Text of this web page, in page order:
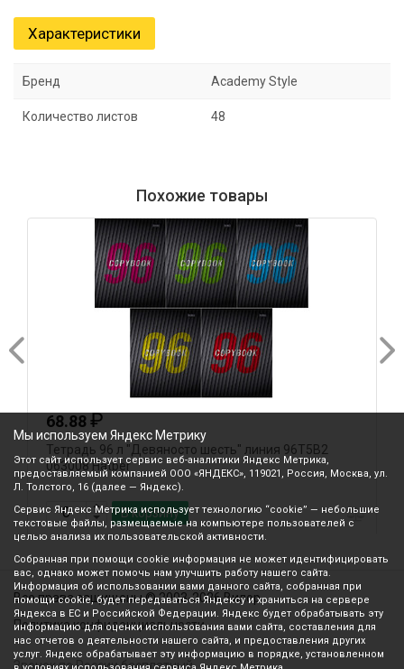
Характеристики
Бренд Academy Style
Количество листов 48
Похожие товары
68.88₽
Тетрадь 96 л "Девяносто шесть" линия 96Т5В2
063008 Hatber
В корзину
Все права защищены © 2003-2026 Вилор
Политика конфиденциальности
Звонок по России бесплатный
Мы используем Яндекс Метрику
Этот сайт использует сервис веб-аналитики Яндекс Метрика,
предоставляемый компанией ООО «ЯНДЕКС», 119021, Россия, Москва, ул.
Л. Толстого, 16 (далее — Яндекс).
Сервис Яндекс Метрика использует технологию “cookie” — небольшие
текстовые файлы, размещаемые на компьютере пользователей с
целью анализа их пользовательской активности.
Собранная при помощи cookie информация не может идентифицировать
вас, однако может помочь нам улучшить работу нашего сайта.
Информация об использовании вами данного сайта, собранная при
помощи cookie, будет передаваться Яндексу и храниться на сервере
Яндекса в ЕС и Российской Федерации. Яндекс будет обрабатывать эту
информацию для оценки использования вами сайта, составления для
нас отчетов о деятельности нашего сайта, и предоставления других
услуг. Яндекс обрабатывает эту информацию в порядке, установленном